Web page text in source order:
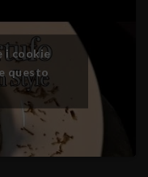
i cookie
questo